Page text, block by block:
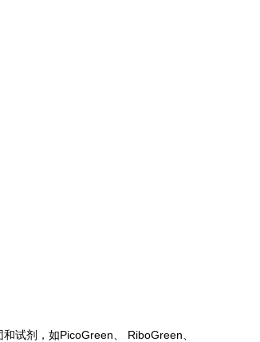
试剂，如PicoGreen、 RiboGreen、